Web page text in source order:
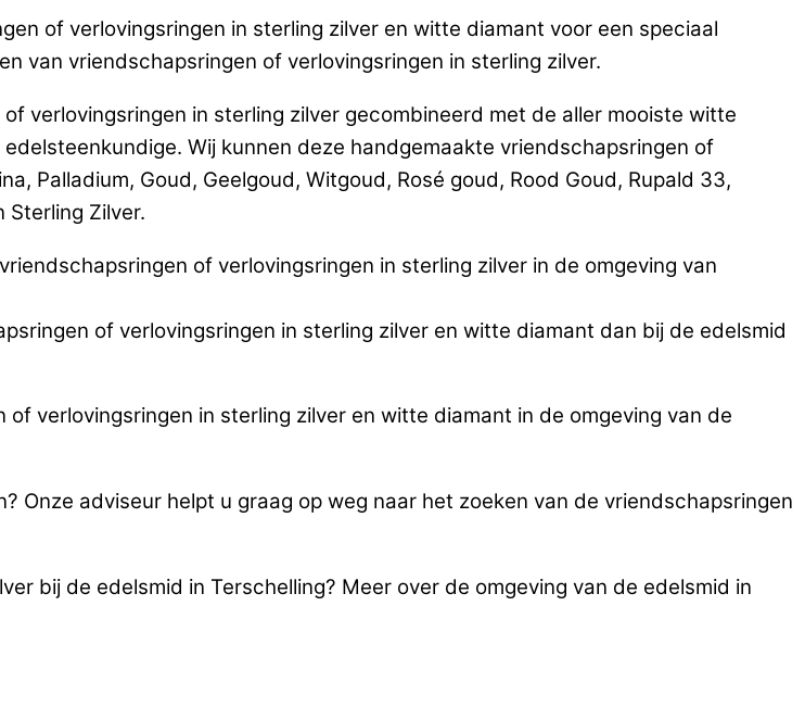
of verlovingsringen in sterling zilver en witte diamant voor een speciaal
van vriendschapsringen of verlovingsringen in sterling zilver.
verlovingsringen in sterling zilver gecombineerd met de aller mooiste witte
Wij kunnen deze handgemaakte vriendschapsringen of
Palladium, Goud, Geelgoud, Witgoud, Rosé goud, Rood Goud, Rupald 33,
Sterling Zilver.
of verlovingsringen in sterling zilver in de omgeving van
of verlovingsringen in sterling zilver en witte diamant dan bij de edelsmid
verlovingsringen in sterling zilver en witte diamant in de omgeving van de
Onze adviseur helpt u graag op weg naar het zoeken van de vriendschapsringen
bij de edelsmid in Terschelling? Meer over de omgeving van de edelsmid in